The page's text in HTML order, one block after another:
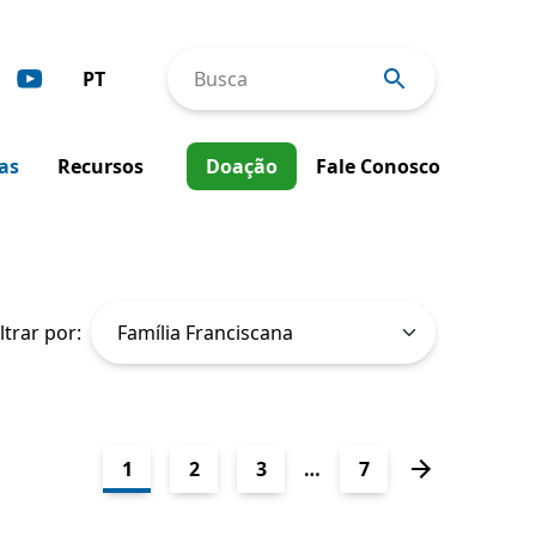
PT
English
Busca
Recursos
Relatórios Anuais
Doação Fale Conosco
por:
1 2 3 … 7